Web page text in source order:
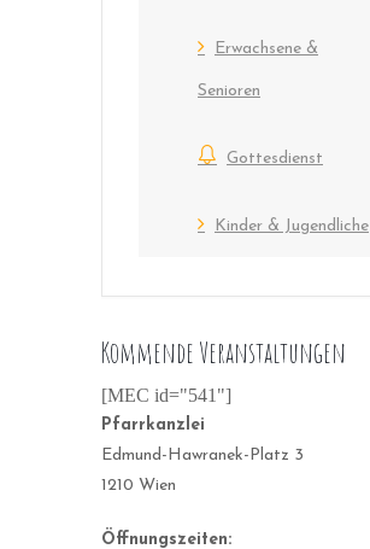
Erwachsene &
Senioren
Gottesdienst
Kinder & Jugendliche
Kommende Veranstaltungen
[MEC id="541"]
Pfarrkanzlei
Edmund-Hawranek-Platz 3
1210 Wien
Öffnungszeiten: